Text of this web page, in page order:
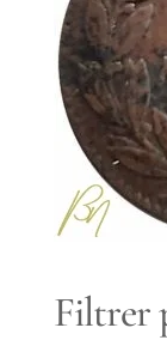
Filtrer